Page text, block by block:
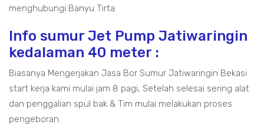
menghubungi Banyu Tirta.
Info sumur Jet Pump Jatiwaringin
kedalaman 40 meter :
Biasanya Mengerjakan Jasa Bor Sumur Jatiwaringin Bekasi
start kerja kami mulai jam 8 pagi, Setelah selesai sering alat
dan penggalian spul bak & Tim mulai melakukan proses
pengeboran.